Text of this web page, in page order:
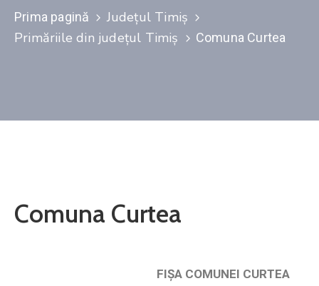
public
instituțională
Prima pagină
Județul Timiș
Primăriile din județul Timiș
Comuna Curtea
Comuna Curtea
FIŞA COMUNEI CURTEA